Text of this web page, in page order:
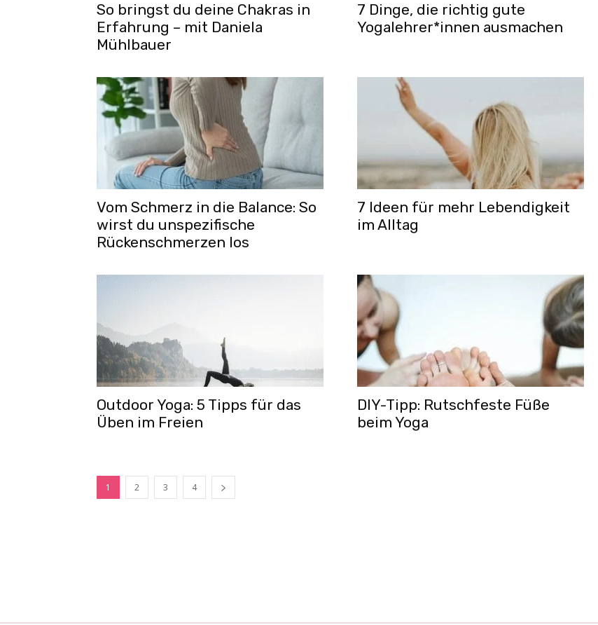
So bringst du deine Chakras in
Erfahrung – mit Daniela
Mühlbauer
7 Dinge, die richtig gute
Yogalehrer*innen ausmachen
Vom Schmerz in die Balance: So
wirst du unspezifische
Rückenschmerzen los
7 Ideen für mehr Lebendigkeit
im Alltag
Outdoor Yoga: 5 Tipps für das
Üben im Freien
DIY-Tipp: Rutschfeste Füße
beim Yoga
1 2 3 4